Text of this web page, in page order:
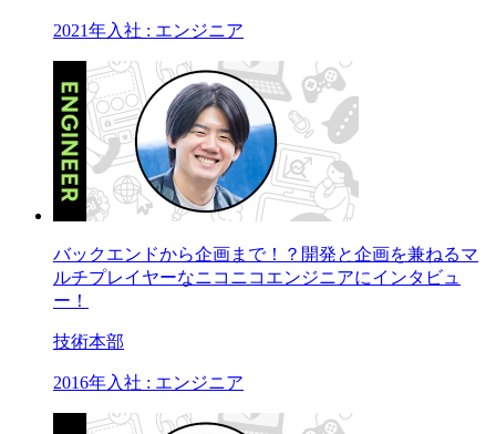
2021年入社 : エンジニア
バックエンドから企画まで！？開発と企画を兼ねるマ
ルチプレイヤーなニコニコエンジニアにインタビュ
ー！
技術本部
2016年入社 : エンジニア